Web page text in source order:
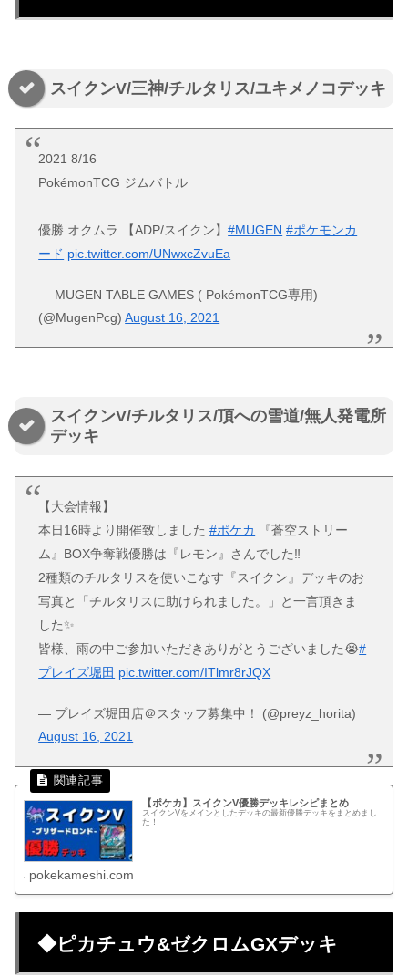
スイクンV/三神/チルタリス/ユキメノコデッキ
2021 8/16
PokémonTCG ジムバトル
優勝 オクムラ 【ADP/スイクン】#MUGEN #ポケモンカ
ード pic.twitter.com/UNwxcZvuEa
— MUGEN TABLE GAMES ( PokémonTCG専用)
(@MugenPcg)August 16, 2021
スイクンV/チルタリス/頂への雪道/無人発電所
デッキ
【大会情報】
本日16時より開催致しました#ポケカ
『蒼空ストリー
ム』BOX争奪戦優勝は『レモン』さんでした‼️
2種類のチルタリスを使いこなす『スイクン』デッキのお
写真と「チルタリスに助けられました。」と一言頂きま
した✨
皆様、雨の中ご参加いただきありがとうございました😭#
プレイズ堀田 pic.twitter.com/ITlmr8rJQX
— プレイズ堀田店＠スタッフ募集中！ (@preyz_horita)
August 16, 2021
【ポケカ】スイクンV優勝デッキレシピまとめ
スイクンVをメインとしたデッキの最新優勝デッキをまとめまし
た！
pokekameshi.com
◆ピカチュウ&ゼクロムGXデッキ